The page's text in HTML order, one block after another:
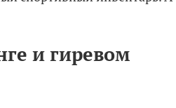
и гиревом